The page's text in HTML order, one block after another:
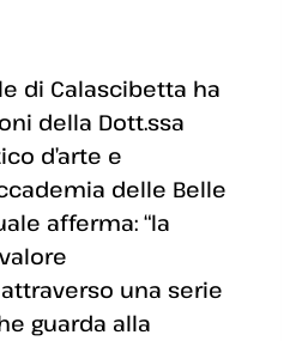
di Calascibetta ha
della Dott.ssa
d’arte e
delle Belle
afferma: “la
una serie
guarda alla